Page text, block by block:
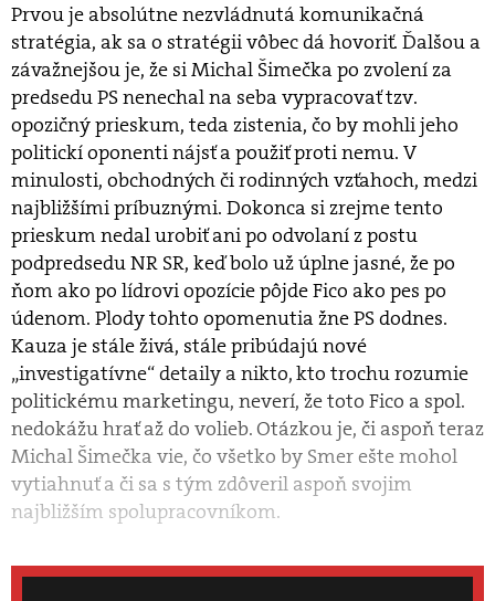
Prvou je absolútne nezvládnutá komunikačná
stratégia, ak sa o stratégii vôbec dá hovoriť. Ďalšou a
závažnejšou je, že si Michal Šimečka po zvolení za
predsedu PS nenechal na seba vypracovať tzv.
opozičný prieskum, teda zistenia, čo by mohli jeho
politickí oponenti nájsť a použiť proti nemu. V
minulosti, obchodných či rodinných vzťahoch, medzi
najbližšími príbuznými. Dokonca si zrejme tento
prieskum nedal urobiť ani po odvolaní z postu
podpredsedu NR SR, keď bolo už úplne jasné, že po
ňom ako po lídrovi opozície pôjde Fico ako pes po
údenom. Plody tohto opomenutia žne PS dodnes.
Kauza je stále živá, stále pribúdajú nové
„investigatívne“ detaily a nikto, kto trochu rozumie
politickému marketingu, neverí, že toto Fico a spol.
nedokážu hrať až do volieb. Otázkou je, či aspoň teraz
Michal Šimečka vie, čo všetko by Smer ešte mohol
vytiahnuť a či sa s tým zdôveril aspoň svojim
najbližším spolupracovníkom.